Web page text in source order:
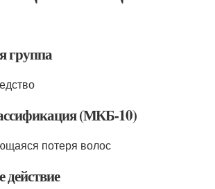
группа
(МКБ-10)
потеря волос